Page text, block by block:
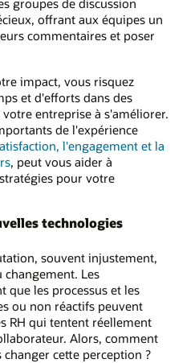
groupes de discussion
offrant aux équipes un
commentaires et poser
impact, vous risquez
et d'efforts dans des
entreprise à s'améliorer.
de l'expérience
l'engagement et la
, peut vous aider à
pour votre
technologies
souvent injustement,
changement. Les
que les processus et les
ou non réactifs peuvent
RH qui tentent réellement
Alors, comment
cette perception ?